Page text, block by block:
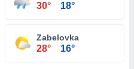
30° 18°
Zabelovka
28° 16°